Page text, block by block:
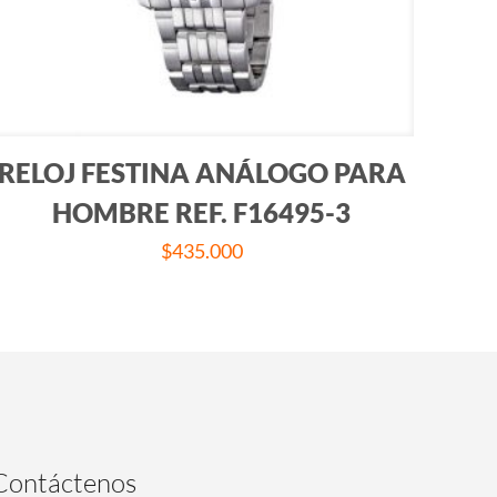
FESTINA ANÁLOGO PARA
HOMBRE REF. F16495-3
$435.000